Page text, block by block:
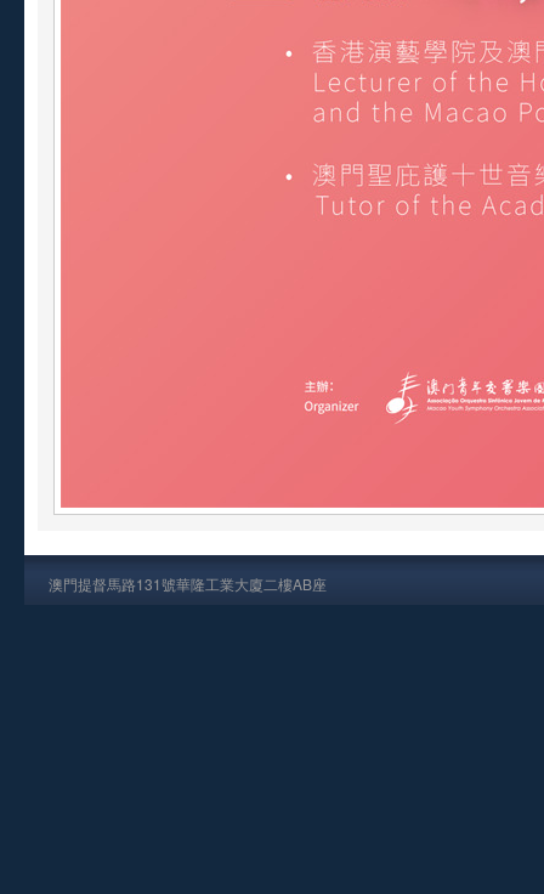
澳門提督馬路131號華隆工業大廈二樓AB座